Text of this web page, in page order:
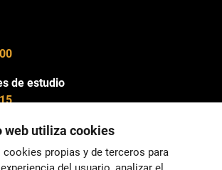
de estudio
web utiliza cookies
propias y de terceros para